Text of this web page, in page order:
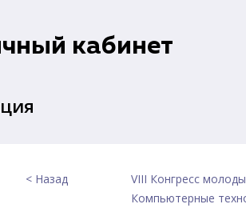
кабинет
< Назад
VIII Конгресс
Компьютерные